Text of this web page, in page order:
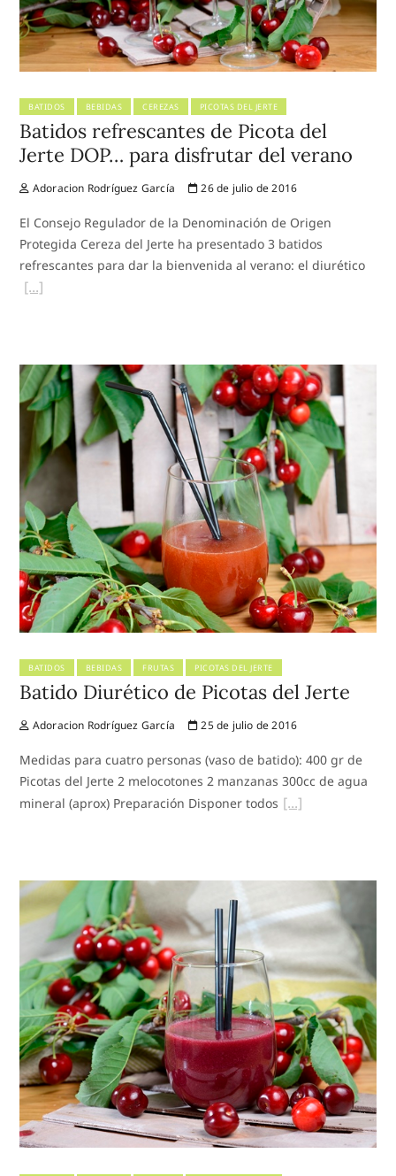
BATIDOS BEBIDAS CEREZAS PICOTAS DEL JERTE
Batidos refrescantes de Picota del
Jerte DOP… para disfrutar del verano
Adoracion Rodríguez García 26 de julio de 2016
El Consejo Regulador de la Denominación de Origen
Protegida Cereza del Jerte ha presentado 3 batidos
refrescantes para dar la bienvenida al verano: el diurético
BATIDOS BEBIDAS FRUTAS PICOTAS DEL JERTE
Batido Diurético de Picotas del Jerte
Adoracion Rodríguez García 25 de julio de 2016
Medidas para cuatro personas (vaso de batido): 400 gr de
Picotas del Jerte 2 melocotones 2 manzanas 300cc de agua
mineral (aprox) Preparación Disponer todos